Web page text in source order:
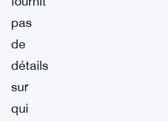
pas
de
détails
sur
qui